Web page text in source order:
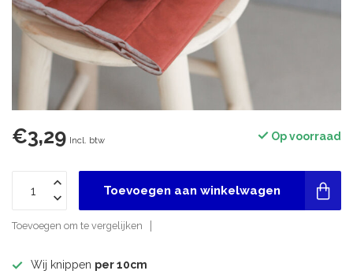
€3,29 Incl. btw Op voorraad
Toevoegen aan winkelwagen
Toevoegen om te vergelijken
Wij knippen per 10cm